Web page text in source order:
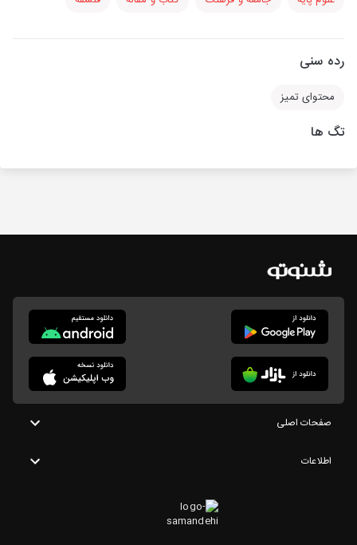
رده سنی
محتوای تمیز
تگ ها
صفحات اصلی
اطلاعات